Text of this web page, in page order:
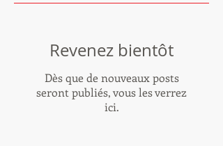
Revenez bientôt
Dès que de nouveaux posts
seront publiés, vous les verrez
ici.